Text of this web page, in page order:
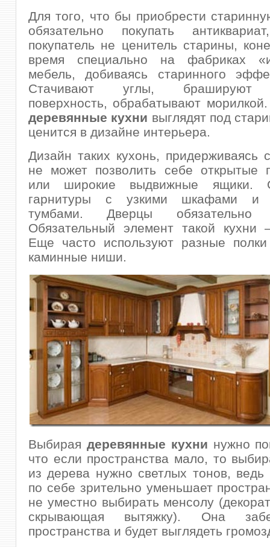
Для того, что бы приобрести
обязательно покупать
покупатель не ценитель старины,
время специально на фабриках
мебель, добиваясь старинного
Стачивают углы, брашируют
поверхность, обрабатывают
деревянные кухни выглядят под
ценится в дизайне интерьера.
Дизайн таких кухонь, придерживаясь
не может позволить себе открытые
или широкие выдвижные ящики.
гарнитуры с узкими шкафами и
тумбами. Дверцы обязательно
Обязательный элемент такой кухни
Еще часто используют разные
каминные ниши.
Выбирая деревянные кухни нужно
что если пространства мало, то
из дерева нужно светлых тонов,
по себе зрительно уменьшает
не уместно выбирать менсолу
скрывающая вытяжку). Она
пространства и будет выглядеть